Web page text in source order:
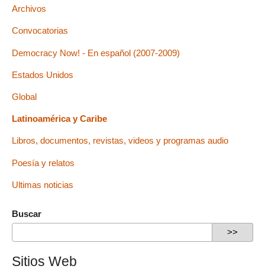
Archivos
Convocatorias
Democracy Now! - En español (2007-2009)
Estados Unidos
Global
Latinoamérica y Caribe
Libros, documentos, revistas, videos y programas audio
Poesía y relatos
Ultimas noticias
Buscar
Sitios Web